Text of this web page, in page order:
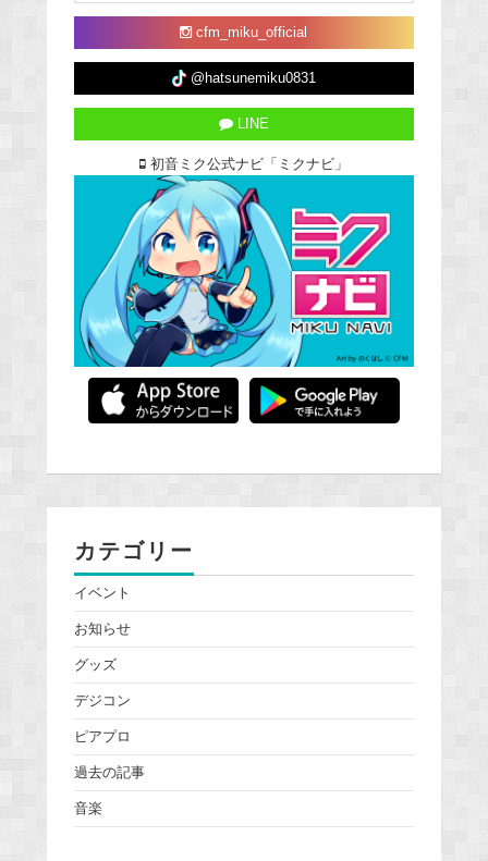
cfm_miku_official
@hatsunemiku0831
LINE
初音ミク公式ナビ「ミクナビ」
カテゴリー
イベント
お知らせ
グッズ
デジコン
ピアプロ
過去の記事
音楽